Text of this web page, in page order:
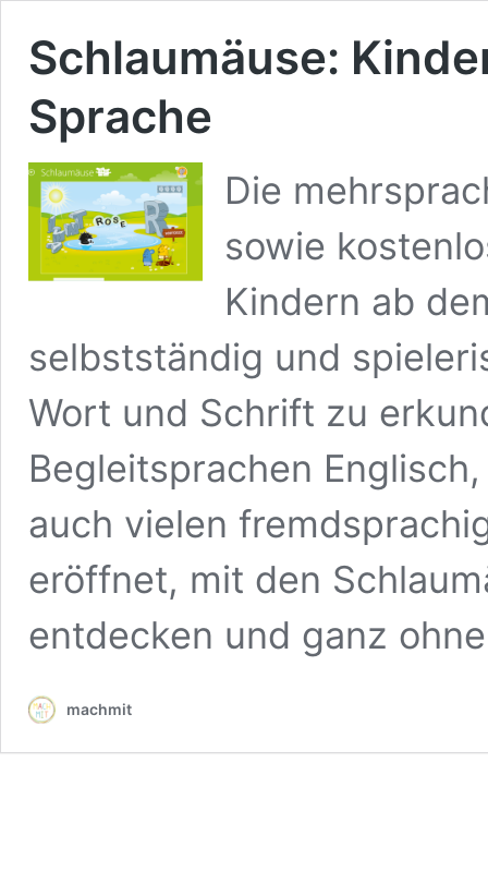
Schlaumäuse:
Sprache
Die
sowie
Kindern ab
selbstständig und
Wort und Schrift zu
Begleitsprachen
auch vielen
eröffnet, mit den
entdecken und ganz
machmit